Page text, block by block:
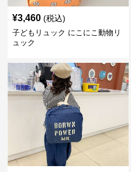
¥3,460 (税込)
子どもリュック にこにこ動物リ
ュック